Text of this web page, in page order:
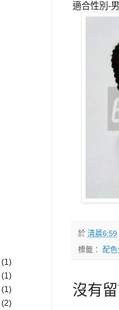
適合性別-
於 清晨6:59
標籤： 配
沒有
(1)
(1)
(1)
(2)